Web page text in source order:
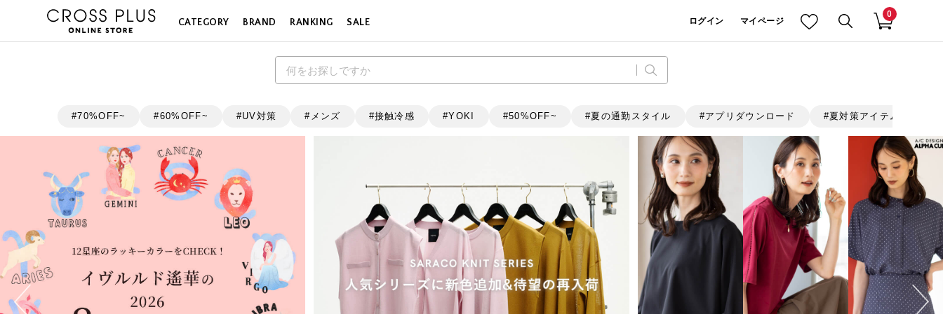
CATEGORY BRAND RANKING SALE ログイン マイページ
0
70%OFF~ 60%OFF~ UV対策 メンズ 接触冷感 YOKI 50%OFF~ 夏の通勤スタイル アプリダウンロード 夏対策アイテム